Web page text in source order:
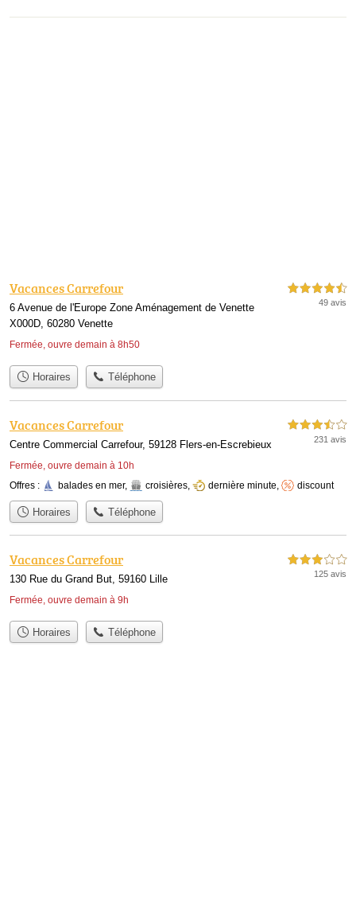
Vacances Carrefour
6 Avenue de l'Europe Zone Aménagement de Venette
X000D, 60280 Venette
Fermée, ouvre demain à 8h50
4,5 étoiles sur 5
49 avis
Horaires Téléphone
Vacances Carrefour
Centre Commercial Carrefour, 59128 Flers-en-Escrebieux
Fermée, ouvre demain à 10h
3,5 étoiles sur 5
231 avis
Offres : balades en mer, croisières dernière minute discount
Horaires Téléphone
Vacances Carrefour
130 Rue du Grand But, 59160 Lille
Fermée, ouvre demain à 9h
3,0 étoiles sur 5
125 avis
Horaires Téléphone